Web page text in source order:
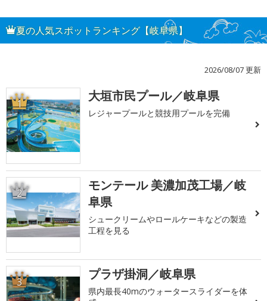
夏の人気スポットランキング【岐阜県】
2026/08/07 更新
1 大垣市民プール／岐阜県
レジャープールと競技用プールを完備
2
モンテール 美濃加茂工場／岐
阜県
シュークリームやロールケーキなどの製造
工程を見る
3 プラザ掛洞／岐阜県
県内最長40mのウォータースライダーを体